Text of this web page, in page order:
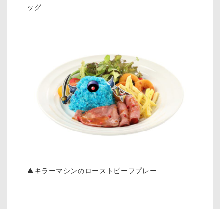
ッグ
▲キラーマシンのローストビーフプレー